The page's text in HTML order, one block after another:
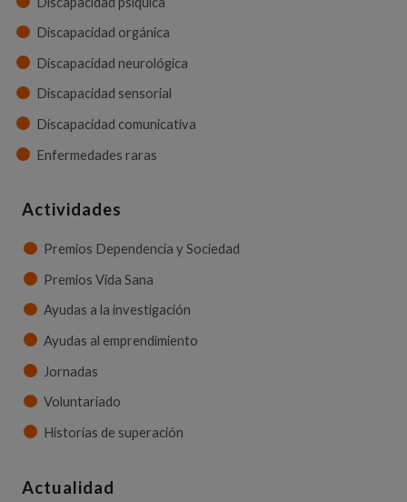
Discapacidad orgánica
Discapacidad neurológica
Discapacidad sensorial
Discapacidad comunicativa
Enfermedades raras
Actividades
Premios Dependencia y Sociedad
Premios Vida Sana
Ayudas a la investigación
Ayudas al emprendimiento
Jornadas
Voluntariado
Historias de superación
Actualidad